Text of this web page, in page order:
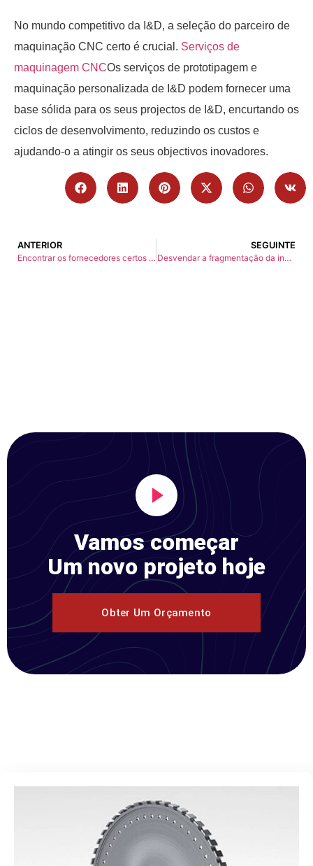
No mundo competitivo da I&D, a seleção do parceiro de
maquinação CNC certo é crucial. Serviços de
maquinagem CNCOs serviços de prototipagem e
maquinação personalizada de I&D podem fornecer uma
base sólida para os seus projectos de I&D, encurtando os
ciclos de desenvolvimento, reduzindo os custos e
ajudando-o a atingir os seus objectivos inovadores.
ANTERIOR
Encontrar os fornecedores certos de maquinagem CNC médica: Um guia abrangente
SEGUINTE
Desvendar a fragmentação da indústria CNC: Causas, Impactos e Tendências Futuras
Vamos começar
Um novo projeto hoje
Obter Um Orçamento